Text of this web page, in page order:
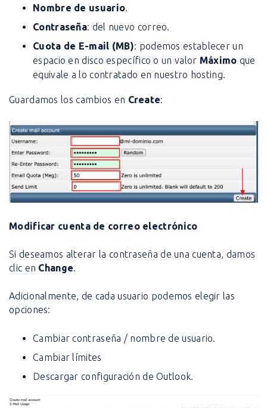
Nombre de usuario.
Contraseña: del nuevo correo.
Cuota de E-mail (MB): podemos establecer un
espacio en disco específico o un valor Máximo que
equivale a lo contratado en nuestro hosting.
Guardamos los cambios en Create:
Modificar cuenta de correo electrónico
Si deseamos alterar la contraseña de una cuenta, damos
clic en Change
Adicionalmente, de cada usuario podemos elegir las
opciones:
Cambiar contraseña / nombre de usuario.
Cambiar límites
Descargar configuración de Outlook.